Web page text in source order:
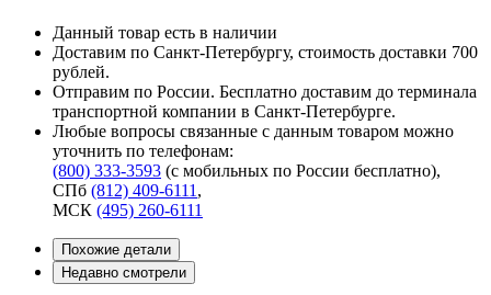
Данный товар есть в наличии
Доставим по Санкт-Петербургу, стоимость доставки 700
рублей.
Отправим по России. Бесплатно доставим до терминала
транспортной компании в Санкт-Петербурге.
Любые вопросы связанные с данным товаром можно
уточнить по телефонам:
(800) 333-3593 (с мобильных по России бесплатно),
СПб (812) 409-6111 ,
МСК (495) 260-6111
Похожие детали
Недавно смотрели